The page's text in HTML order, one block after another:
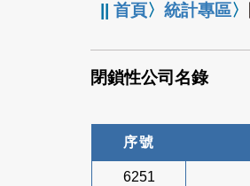
||首頁〉統計專區〉
閉鎖性公司名錄
序號
6251